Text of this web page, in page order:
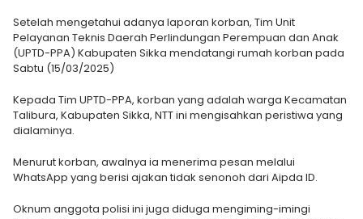
Setelah mengetahui adanya laporan korban, Tim Unit
Pelayanan Teknis Daerah Perlindungan Perempuan dan Anak
(UPTD-PPA) Kabupaten Sikka mendatangi rumah korban pada
Sabtu (15/03/2025)
Kepada Tim UPTD-PPA, korban yang adalah warga Kecamatan
Talibura, Kabupaten Sikka, NTT ini mengisahkan peristiwa yang
dialaminya.
Menurut korban, awalnya ia menerima pesan melalui
WhatsApp yang berisi ajakan tidak senonoh dari Aipda ID.
Oknum anggota polisi ini juga diduga mengiming-imingi